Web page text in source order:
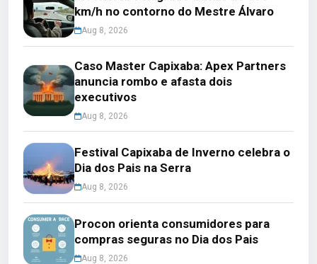
km/h no contorno do Mestre Álvaro
Aug 8, 2026
Caso Master Capixaba: Apex Partners
anuncia rombo e afasta dois
executivos
Aug 8, 2026
Festival Capixaba de Inverno celebra o
Dia dos Pais na Serra
Aug 8, 2026
Procon orienta consumidores para
compras seguras no Dia dos Pais
Aug 8, 2026